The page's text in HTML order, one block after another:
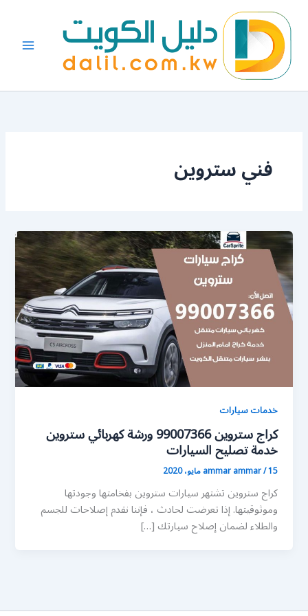
المحتوى
فني ستروين
خدمات سيارات
كراج ستروين 99007366 ورشة كهربائي ستروين
خدمة تصليح السيارات
ammar ammar/15 مايو، 2020
كراج ستروين تشتهر سيارات ستروين بفخامتها وجودتها
وموثوقيتها. إذا تعرضت لحادث ، فإننا نقدم إصلاحات للجسم
والطلاء لضمان إصلاح سيارتك […]